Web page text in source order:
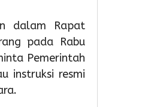
dalam Rapat
pada Rabu
Pemerintah
instruksi resmi